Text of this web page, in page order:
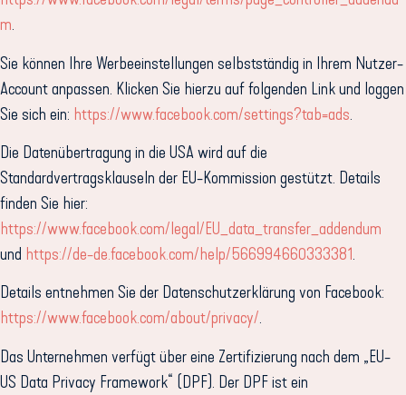
m.
Sie können Ihre Werbeeinstellungen selbstständig in Ihrem Nutzer-
Account anpassen. Klicken Sie hierzu auf folgenden Link und loggen
Sie sich ein: https://www.facebook.com/settings?tab=ads
Die Datenübertragung in die USA wird auf die
Standardvertragsklauseln der EU-Kommission gestützt. Details
finden Sie hier:
https://www.facebook.com/legal/EU_data_transfer_addendum
und https://de-de.facebook.com/help/566994660333381.
Details entnehmen Sie der Datenschutzerklärung von Facebook:
https://www.facebook.com/about/privacy/.
Das Unternehmen verfügt über eine Zertifizierung nach dem „EU-
US Data Privacy Framework“ (DPF). Der DPF ist ein